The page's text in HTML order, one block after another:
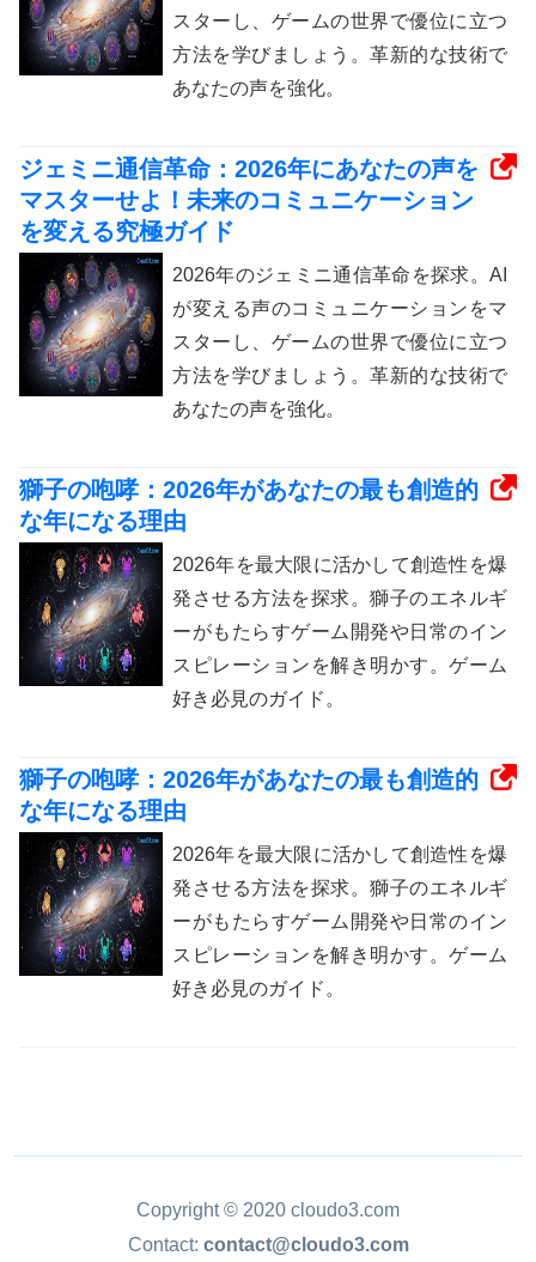
スターし、ゲームの世界で優位に立つ
方法を学びましょう。革新的な技術で
あなたの声を強化。
ジェミニ通信革命：2026年にあなたの声を
マスターせよ！未来のコミュニケーション
を変える究極ガイド
2026年のジェミニ通信革命を探求。AI
が変える声のコミュニケーションをマ
スターし、ゲームの世界で優位に立つ
方法を学びましょう。革新的な技術で
あなたの声を強化。
獅子の咆哮：2026年があなたの最も創造的
な年になる理由
2026年を最大限に活かして創造性を爆
発させる方法を探求。獅子のエネルギ
ーがもたらすゲーム開発や日常のイン
スピレーションを解き明かす。ゲーム
好き必見のガイド。
獅子の咆哮：2026年があなたの最も創造的
な年になる理由
2026年を最大限に活かして創造性を爆
発させる方法を探求。獅子のエネルギ
ーがもたらすゲーム開発や日常のイン
スピレーションを解き明かす。ゲーム
好き必見のガイド。
Copyright © 2020 cloudo3.com
Contact: contact@cloudo3.com